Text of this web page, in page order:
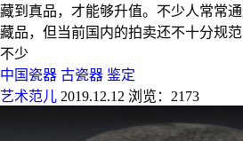
藏到真品，才能够升值。不少人常常
藏品，但当前国内的拍卖还不十分规
不少
中国瓷器 古瓷器 鉴定
艺术范儿 2019.12.12 浏览：2173